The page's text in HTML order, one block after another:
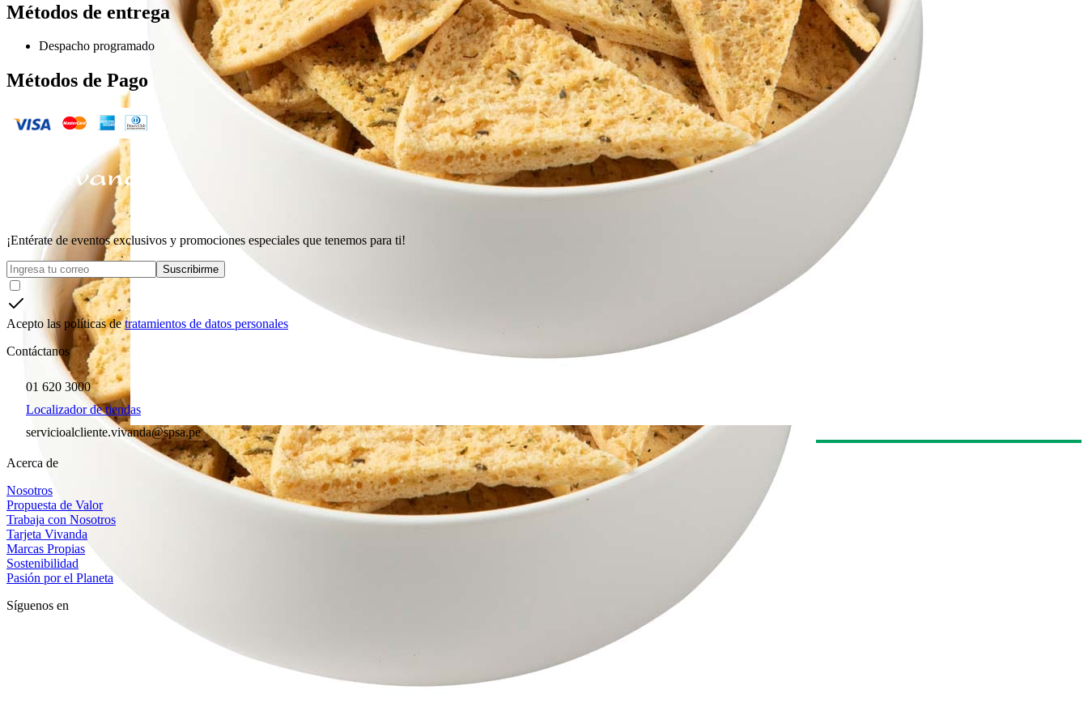
Métodos de entrega
Despacho programado
Métodos de Pago
¡Entérate de eventos exclusivos y promociones especiales que tenemos para ti!
Suscribirme
Acepto las políticas de tratamientos de datos personales
Contáctanos
01 620 3000
Localizador de tiendas
servicioalcliente.vivanda@spsa.pe
Acerca de
Nosotros
Propuesta de Valor
Trabaja con Nosotros
Tarjeta Vivanda
Marcas Propias
Sostenibilidad
Pasión por el Planeta
Síguenos en